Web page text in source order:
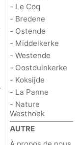
- Le Coq
- Bredene
- Ostende
- Middelkerke
- Westende
- Oostduinkerke
- Koksijde
- La Panne
- Nature
Westhoek
AUTRE